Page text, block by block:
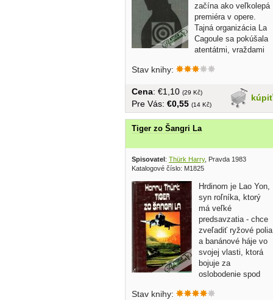
začína ako veľkolepá
premiéra v opere.
Tajná organizácia La
Cagoule sa pokúšala
atentátmi, vraždami
Stav knihy:
kúpiť
Cena: €1,10 (29 Kč)
Pre Vás: €0,55 (14 Kč)
Tiger zo Šangri La
Spisovatel : Thürk Harry, Pravda 1983
Katalogové číslo: M1825
Hrdinom je Lao Yon,
syn roľníka, ktorý
má veľké
predsavzatia - chce
zveľadiť ryžové polia
a banánové háje vo
svojej vlasti, ktorá
bojuje za
oslobodenie spod
Stav knihy: